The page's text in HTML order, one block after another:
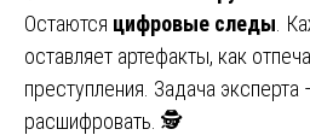
Остаются цифровые следы .
оставляет артефакты, как
преступления. Задача эксперта
расшифровать. 🕵️